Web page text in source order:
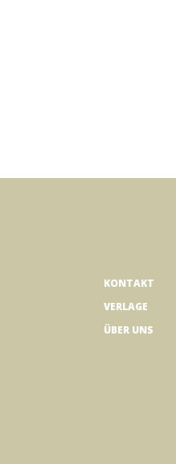
ein oder
KONTAKT
VERLAGE
ÜBER UNS